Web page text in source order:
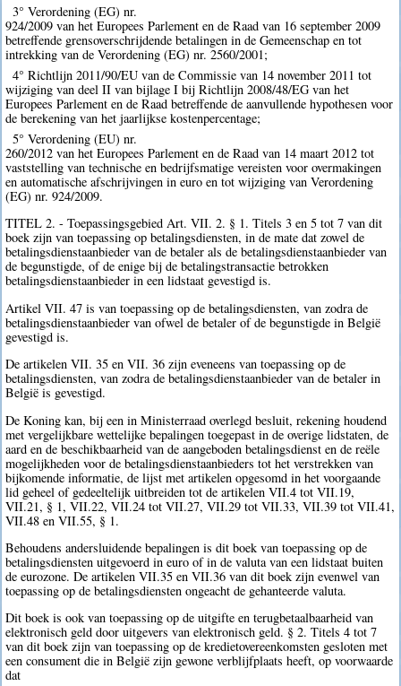
3° Verordening (EG) nr.
924/2009 van het Europees Parlement en de Raad van 16 september 2009
betreffende grensoverschrijdende betalingen in de Gemeenschap en tot
intrekking van de Verordening (EG) nr. 2560/2001;
4° Richtlijn 2011/90/EU van de Commissie van 14 november 2011 tot
wijziging van deel II van bijlage I bij Richtlijn 2008/48/EG van het
Europees Parlement en de Raad betreffende de aanvullende hypothesen voor
de berekening van het jaarlijkse kostenpercentage;
5° Verordening (EU) nr.
260/2012 van het Europees Parlement en de Raad van 14 maart 2012 tot
vaststelling van technische en bedrijfsmatige vereisten voor overmakingen
en automatische afschrijvingen in euro en tot wijziging van Verordening
(EG) nr. 924/2009.
TITEL 2. - Toepassingsgebied Art. VII. 2. § 1. Titels 3 en 5 tot 7 van dit
boek zijn van toepassing op betalingsdiensten, in de mate dat zowel de
betalingsdienstaanbieder van de betaler als de betalingsdienstaanbieder van
de begunstigde, of de enige bij de betalingstransactie betrokken
betalingsdienstaanbieder in een lidstaat gevestigd is.
Artikel VII. 47 is van toepassing op de betalingsdiensten, van zodra de
betalingsdienstaanbieder van ofwel de betaler of de begunstigde in België
gevestigd is.
De artikelen VII. 35 en VII. 36 zijn eveneens van toepassing op de
betalingsdiensten, van zodra de betalingsdienstaanbieder van de betaler in
België is gevestigd.
De Koning kan, bij een in Ministerraad overlegd besluit, rekening houdend
met vergelijkbare wettelijke bepalingen toegepast in de overige lidstaten, de
aard en de beschikbaarheid van de aangeboden betalingsdienst en de reële
mogelijkheden voor de betalingsdienstaanbieders tot het verstrekken van
bijkomende informatie, de lijst met artikelen opgesomd in het voorgaande
lid geheel of gedeeltelijk uitbreiden tot de artikelen VII.4 tot VII.19,
VII.21, § 1, VII.22, VII.24 tot VII.27, VII.29 tot VII.33, VII.39 tot VII.41,
VII.48 en VII.55, § 1.
Behoudens andersluidende bepalingen is dit boek van toepassing op de
betalingsdiensten uitgevoerd in euro of in de valuta van een lidstaat buiten
de eurozone. De artikelen VII.35 en VII.36 van dit boek zijn evenwel van
toepassing op de betalingsdiensten ongeacht de gehanteerde valuta.
Dit boek is ook van toepassing op de uitgifte en terugbetaalbaarheid van
elektronisch geld door uitgevers van elektronisch geld. § 2. Titels 4 tot 7
van dit boek zijn van toepassing op de kredietovereenkomsten gesloten met
een consument die in België zijn gewone verblijfplaats heeft, op voorwaarde
dat